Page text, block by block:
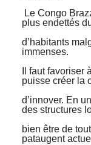
Le Congo
plus endettés
d’habitants
immenses.
Il faut
puisse créer la
d’innover. En
des structures
bien être de
pataugent